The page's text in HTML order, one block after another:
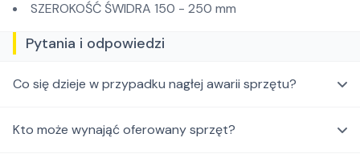
SZEROKOŚĆ ŚWIDRA 150 - 250 mm
Pytania i odpowiedzi
Co się dzieje w przypadku nagłej awarii sprzętu?
Kto może wynająć oferowany sprzęt?